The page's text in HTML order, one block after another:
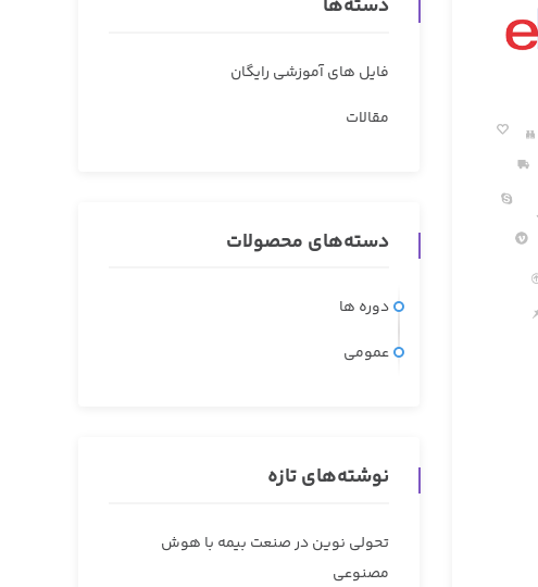
دسته‌ها
فایل های آموزشی رایگان
مقالات
دسته‌های محصولات
دوره ها
عمومی
نوشته‌های تازه
تحولی نوین در صنعت بیمه با هوش
مصنوعی